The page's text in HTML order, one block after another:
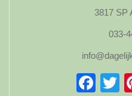
3817 SP
033-